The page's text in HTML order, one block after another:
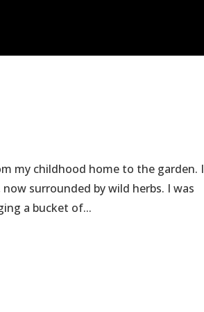
my childhood home to the garden. I
surrounded by wild herbs. I was
a bucket of...